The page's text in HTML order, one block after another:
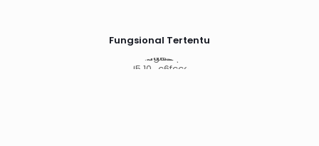
Fungsional Tertentu